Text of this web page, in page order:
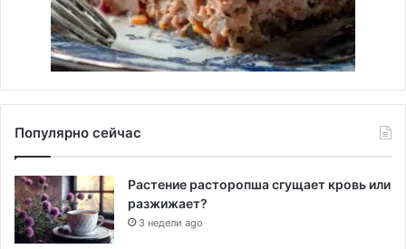
Популярно сейчас
Растение расторопша сгущает кровь или
разжижает?
3 недели ago